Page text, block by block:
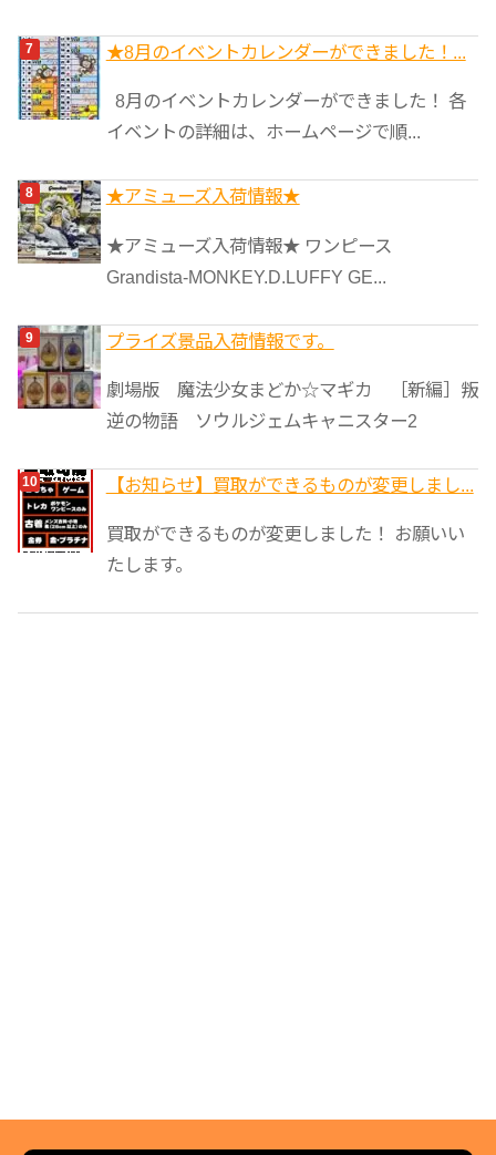
★8月のイベントカレンダーができました！...
8月のイベントカレンダーができました！ 各
イベントの詳細は、ホームページで順...
★アミューズ入荷情報★
★アミューズ入荷情報★ ワンピース
Grandista-MONKEY.D.LUFFY GE...
プライズ景品入荷情報です。
劇場版 魔法少女まどか☆マギカ ［新編］叛
逆の物語 ソウルジェムキャニスター2
【お知らせ】買取ができるものが変更しまし...
買取ができるものが変更しました！ お願いい
たします。